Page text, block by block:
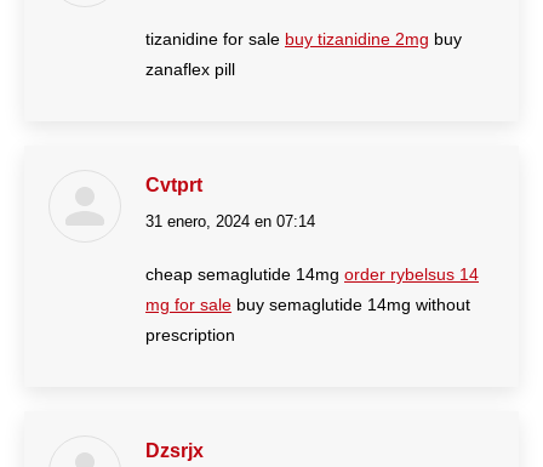
tizanidine for sale buy tizanidine 2mg buy
zanaflex pill
Cvtprt
dice:
31 enero, 2024 en 07:14
cheap semaglutide 14mg order rybelsus 14
mg for sale buy semaglutide 14mg without
prescription
Dzsrjx